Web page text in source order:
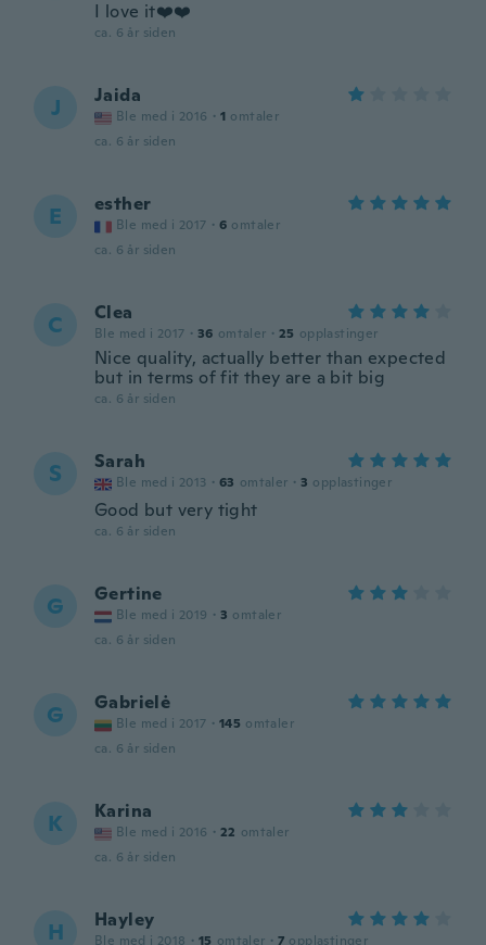
I love it❤️❤️
ca. 6 år siden
J Jaida
Ble med i 2016 · 1 omtaler
ca. 6 år siden
E esther
Ble med i 2017 · 6 omtaler
ca. 6 år siden
C Clea
Ble med i 2017 · 36 omtaler · 25 opplastinger
Nice quality, actually better than expected
but in terms of fit they are a bit big
ca. 6 år siden
S Sarah
Ble med i 2013 · 63 omtaler · 3 opplastinger
Good but very tight
ca. 6 år siden
G Gertine
Ble med i 2019 · 3 omtaler
ca. 6 år siden
G Gabrielė
Ble med i 2017 · 145 omtaler
ca. 6 år siden
K Karina
Ble med i 2016 · 22 omtaler
ca. 6 år siden
H Hayley
Ble med i 2018 · 15 omtaler · 7 opplastinger